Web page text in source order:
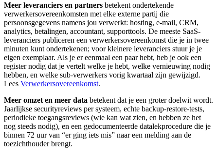
Meer leveranciers en partners betekent ondertekende
verwerkersovereenkomsten met elke externe partij die
persoonsgegevens namens jou verwerkt: hosting, e-mail, CRM,
analytics, betalingen, accountant, supporttools. De meeste SaaS-
leveranciers publiceren een verwerkersovereenkomst die je in twee
minuten kunt ondertekenen; voor kleinere leveranciers stuur je je
eigen exemplaar. Als je er eenmaal een paar hebt, heb je ook een
register nodig dat je vertelt welke je hebt, welke vernieuwing nodig
hebben, en welke sub-verwerkers vorig kwartaal zijn gewijzigd.
Lees Verwerkersovereenkomst.
Meer omzet en meer data betekent dat je een groter doelwit wordt.
Jaarlijkse securityreviews per systeem, echte backup-restore-tests,
periodieke toegangsreviews (wie kan wat zien, en hebben ze het
nog steeds nodig), en een gedocumenteerde datalekprocedure die je
binnen 72 uur van “er ging iets mis” naar een melding aan de
toezichthouder brengt.